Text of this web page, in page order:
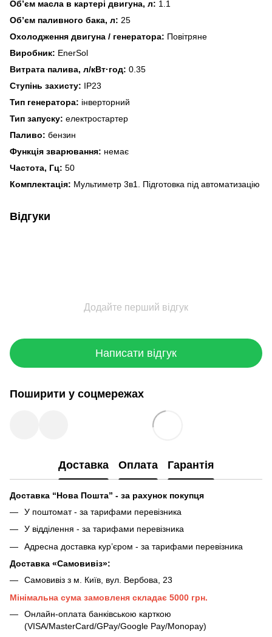
Об’єм масла в картері двигуна, л: 1.1
Об’єм паливного бака, л: 25
Охолодження двигуна / генератора: Повітряне
Виробник: EnerSol
Витрата палива, л/кВт·год: 0.35
Ступінь захисту: IP23
Тип генератора: інверторний
Тип запуску: електростартер
Паливо: бензин
Функція зварювання: немає
Частота, Гц: 50
Комплектація: Мультиметр 3в1. Підготовка під автоматизацію
Відгуки
Додайте перший відгук
Написати відгук
Поширити у соцмережах
Доставка Оплата Гарантія
Доставка “Нова Пошта” - за рахунок покупця
У поштомат - за тарифами перевізника
У відділення - за тарифами перевізника
Адресна доставка кур’єром - за тарифами перевізника
Доставка «Самовивіз»:
Самовивіз з м. Київ, вул. Вербова, 23
Мінімальна сума замовленя складає 5000 грн.
Онлайн-оплата банківською карткою
(VISA/MasterCard/GPay/Google Pay/Monopay)